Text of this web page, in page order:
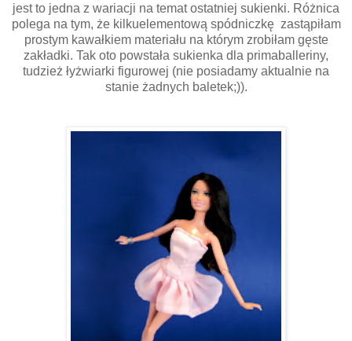
jest to jedna z wariacji na temat ostatniej sukienki. Różnica
polega na tym, że kilkuelementową spódniczkę zastąpiłam
prostym kawałkiem materiału na którym zrobiłam gęste
zakładki. Tak oto powstała sukienka dla primaballeriny,
tudzież łyżwiarki figurowej (nie posiadamy aktualnie na
stanie żadnych baletek;)).